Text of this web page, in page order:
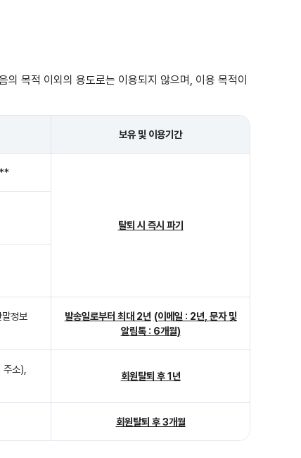
목적 이외의 용도로는 이용되지 않으며, 이용 목적이
보유 및 이용기간
탈퇴 시 즉시 파기
정보
발송일로부터 최대 2년 (이메일 : 2년, 문자 및
알림톡 : 6개월)
소),
회원탈퇴 후 1년
회원탈퇴 후 3개월